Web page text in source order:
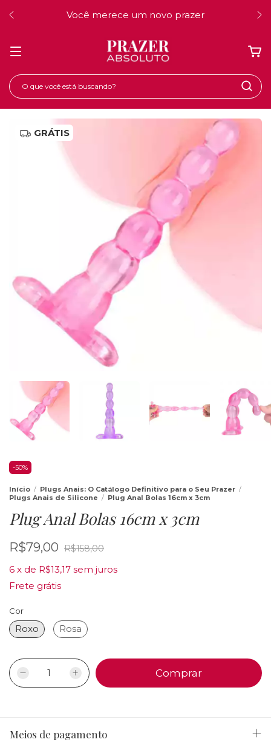
Você merece um novo prazer
GRÁTIS
-50%
Início / Plugs Anais: O Catálogo Definitivo para o Seu Prazer /
Plugs Anais de Silicone / Plug Anal Bolas 16cm x 3cm
Plug Anal Bolas 16cm x 3cm
R$79,00 R$158,00
6 x de R$13,17 sem juros
Frete grátis
Cor
Roxo Rosa
Meios de pagamento